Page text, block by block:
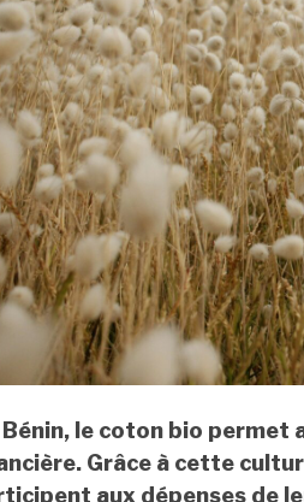
le coton bio permet
Grâce à cette
aux dépenses de